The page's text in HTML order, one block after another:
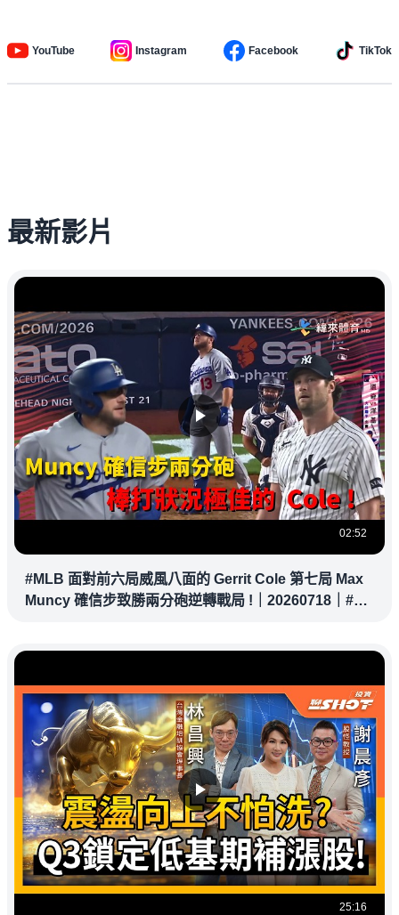
YouTube Instagram Facebook TikTok
最新影片
02:52
#MLB 面對前六局威風八面的 Gerrit Cole 第七局 Max
Muncy 確信步致勝兩分砲逆轉戰局 !｜20260718｜#洛
25:16